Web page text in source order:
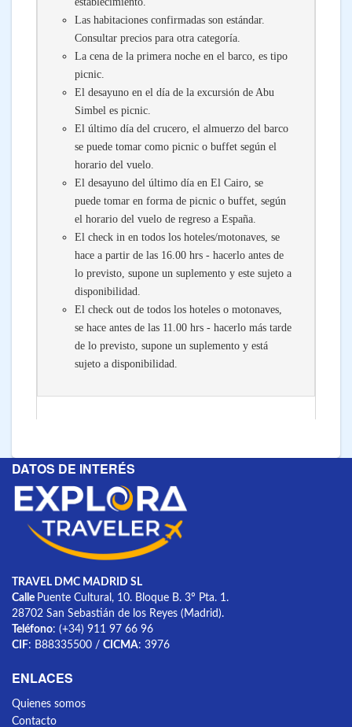
Las habitaciones confirmadas son estándar.
Consultar precios para otra categoría.
La cena de la primera noche en el barco, es tipo
picnic.
El desayuno en el día de la excursión de Abu
Simbel es picnic.
El último día del crucero, el almuerzo del barco
se puede tomar como picnic o buffet según el
horario del vuelo.
El desayuno del último día en El Cairo, se
puede tomar en forma de picnic o buffet, según
el horario del vuelo de regreso a España.
El check in en todos los hoteles/motonaves, se
hace a partir de las 16.00 hrs - hacerlo antes de
lo previsto, supone un suplemento y este sujeto a
disponibilidad.
El check out de todos los hoteles o motonaves,
se hace antes de las 11.00 hrs - hacerlo más tarde
de lo previsto, supone un suplemento y está
sujeto a disponibilidad.
DATOS DE INTERÉS
TRAVEL DMC MADRID SL
Calle Puente Cultural, 10. Bloque B. 3º Pta. 1.
28702 San Sebastián de los Reyes (Madrid).
Teléfono: (+34) 911 97 66 96
CIF: B88335500 / CICMA: 3976
ENLACES
Quienes somos
Contacto